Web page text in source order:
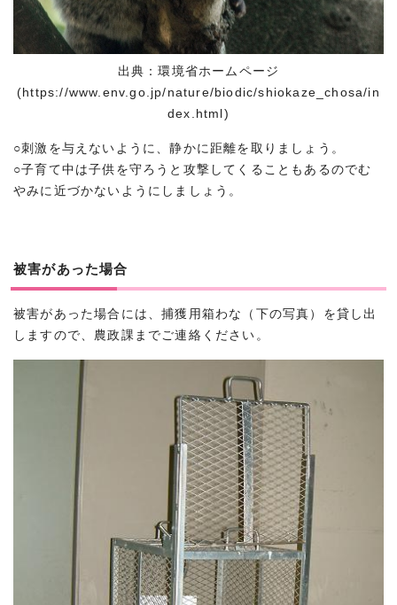
出典：環境省ホームページ
(https://www.env.go.jp/nature/biodic/shiokaze_chosa/in
dex.html)
○刺激を与えないように、静かに距離を取りましょう。
○子育て中は子供を守ろうと攻撃してくることもあるのでむ
やみに近づかないようにしましょう。
被害があった場合
被害があった場合には、捕獲用箱わな（下の写真）を貸し出
しますので、農政課までご連絡ください。